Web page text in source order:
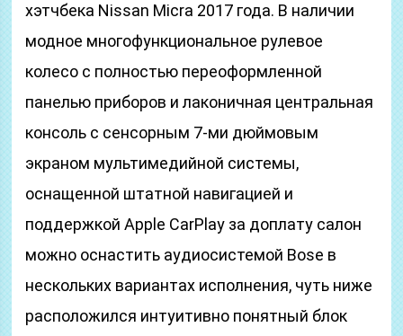
хэтчбека Nissan Micra 2017 года. В наличии
модное многофункциональное рулевое
колесо с полностью переоформленной
панелью приборов и лаконичная центральная
консоль с сенсорным 7-ми дюймовым
экраном мультимедийной системы,
оснащенной штатной навигацией и
поддержкой Apple CarPlay за доплату салон
можно оснастить аудиосистемой Bose в
нескольких вариантах исполнения, чуть ниже
расположился интуитивно понятный блок